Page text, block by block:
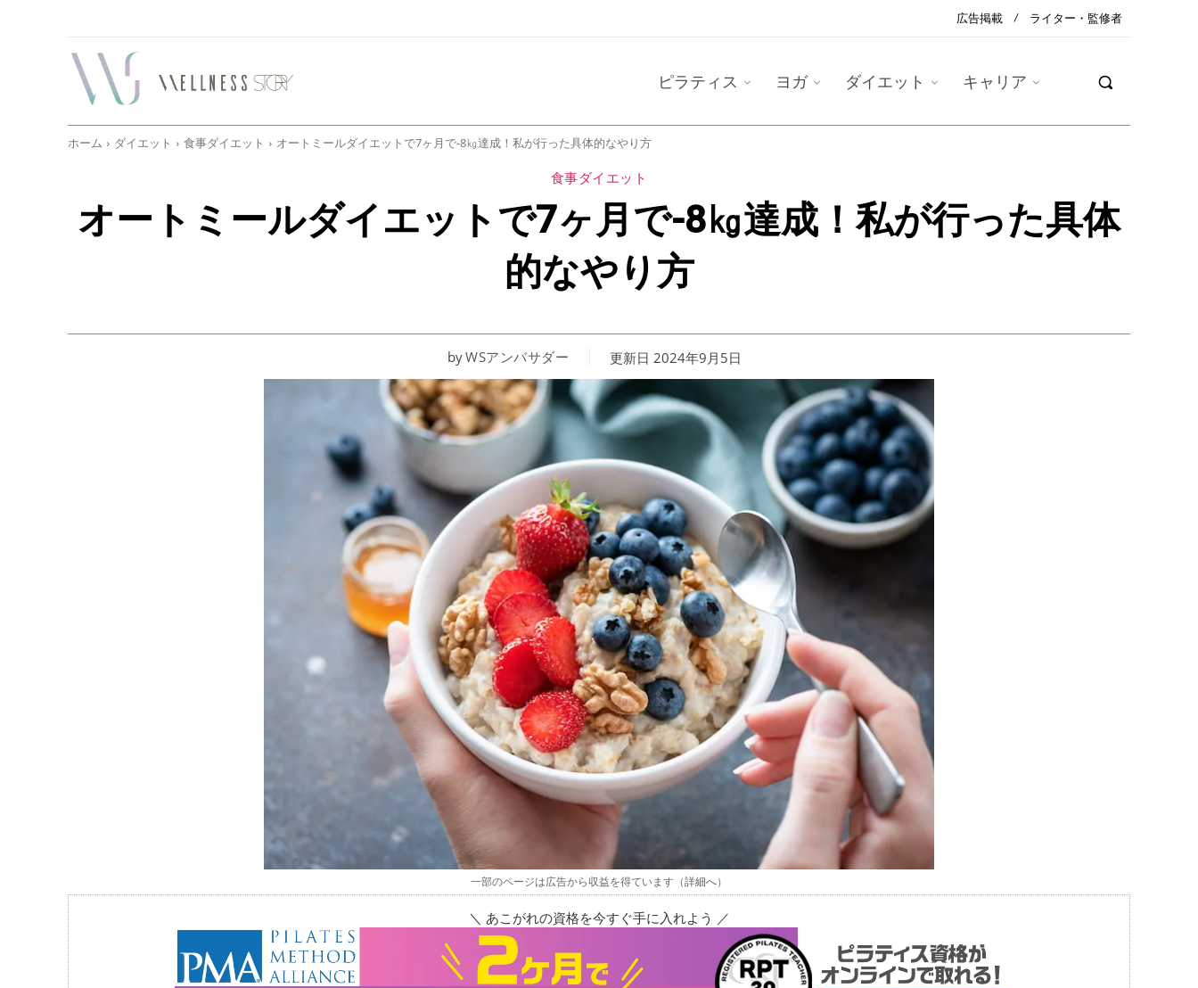
広告掲載 ライター・監修者
ピラティス ヨガ ダイエット キャリア
ホーム ダイエット 食事ダイエット オートミールダイエットで7ヶ月で-8㎏達成！私が行った具体的なやり方
食事ダイエット
オートミールダイエットで7ヶ月で-8㎏達成！私が行った具体
的なやり方
byWSアンバサダー 更新日 2024年9月5日
一部のページは広告から収益を得ています（詳細へ）
＼ あこがれの資格を今すぐ手に入れよう ／